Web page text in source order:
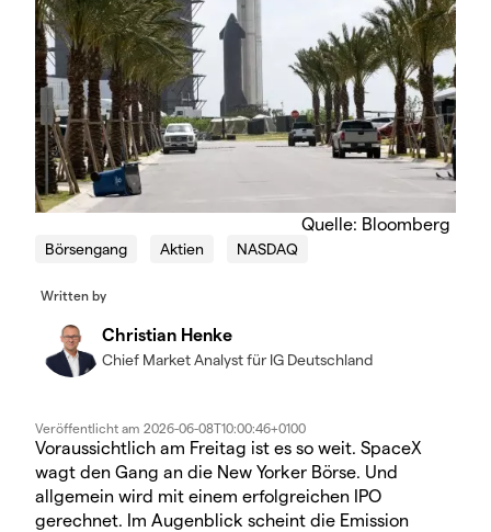
Quelle: Bloomberg
Börsengang Aktien NASDAQ
Written by
Christian Henke
Chief Market Analyst für IG Deutschland
Veröffentlicht am 2026-06-08T10:00:46+0100
Voraussichtlich am Freitag ist es so weit. SpaceX
wagt den Gang an die New Yorker Börse. Und
allgemein wird mit einem erfolgreichen IPO
gerechnet. Im Augenblick scheint die Emission